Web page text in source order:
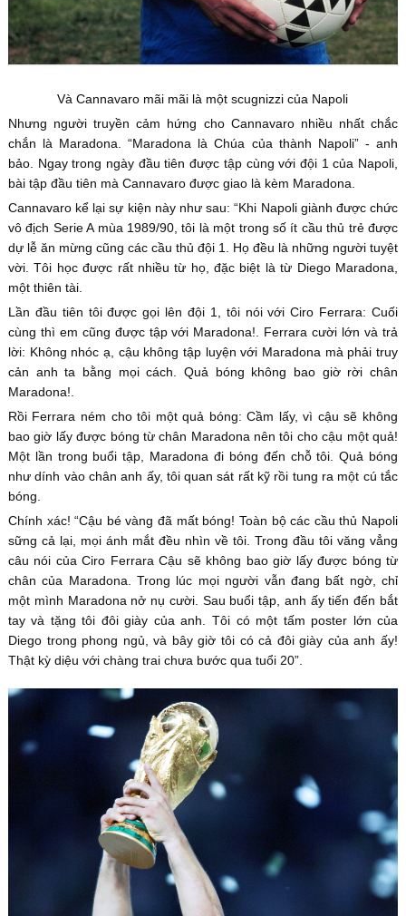
Và Cannavaro mãi mãi là một scugnizzi của Napoli
Nhưng người truyền cảm hứng cho Cannavaro nhiều nhất chắc
chắn là Maradona. “Maradona là Chúa của thành Napoli” - anh
bảo. Ngay trong ngày đầu tiên được tập cùng với đội 1 của Napoli,
bài tập đầu tiên mà Cannavaro được giao là kèm Maradona.
Cannavaro kể lại sự kiện này như sau: “Khi Napoli giành được chức
vô địch Serie A mùa 1989/90, tôi là một trong số ít cầu thủ trẻ được
dự lễ ăn mừng cũng các cầu thủ đội 1. Họ đều là những người tuyệt
vời. Tôi học được rất nhiều từ họ, đặc biệt là từ Diego Maradona,
một thiên tài.
Lần đầu tiên tôi được gọi lên đội 1, tôi nói với Ciro Ferrara: Cuối
cùng thì em cũng được tập với Maradona!. Ferrara cười lớn và trả
lời: Không nhóc ạ, cậu không tập luyện với Maradona mà phải truy
cản anh ta bằng mọi cách. Quả bóng không bao giờ rời chân
Maradona!.
Rồi Ferrara ném cho tôi một quả bóng: Cầm lấy, vì cậu sẽ không
bao giờ lấy được bóng từ chân Maradona nên tôi cho cậu một quả!
Một lần trong buổi tập, Maradona đi bóng đến chỗ tôi. Quả bóng
như dính vào chân anh ấy, tôi quan sát rất kỹ rồi tung ra một cú tắc
bóng.
Chính xác! “Cậu bé vàng đã mất bóng! Toàn bộ các cầu thủ Napoli
sững cả lại, mọi ánh mắt đều nhìn về tôi. Trong đầu tôi văng vẳng
câu nói của Ciro Ferrara Cậu sẽ không bao giờ lấy được bóng từ
chân của Maradona. Trong lúc mọi người vẫn đang bất ngờ, chỉ
một mình Maradona nở nụ cười. Sau buổi tập, anh ấy tiến đến bắt
tay và tặng tôi đôi giày của anh. Tôi có một tấm poster lớn của
Diego trong phong ngủ, và bây giờ tôi có cả đôi giày của anh ấy!
Thật kỳ diệu với chàng trai chưa bước qua tuổi 20”.